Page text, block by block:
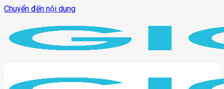
Chuyển đến nội dung